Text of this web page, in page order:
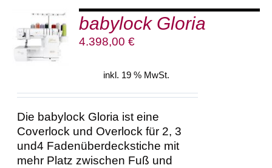
WARENKORB
/
DETAILS
babylock Gloria
4.398,00€
inkl. 19 % MwSt.
Die babylock Gloria ist eine
Coverlock und Overlock für 2, 3
und4 Fadenüberdeckstiche mit
mehr Platz zwischen Fuß und